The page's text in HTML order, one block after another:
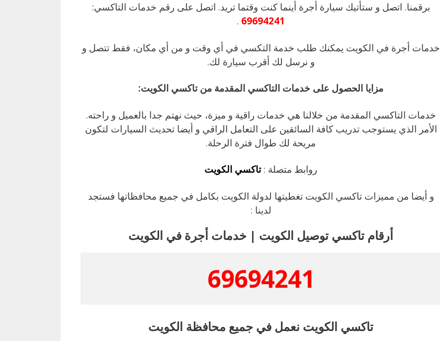
برقمنا. اتصل و ستأتيك سيارة أجرة أينما كنت وقتما تريد. اتصل على رقم خدمات التاكسي:
69694241
.
خدمات أجرة في الكويت يمكنك طلب خدمة التكسي في أي وقت و من أي مكان، فقط تتصل و
و نرسل لك أقرب سيارة لك.
مزايا الحصول على خدمات التاكسي المقدمة من تاكسي الكويت:
خدمات التاكسي المقدمة من خلالنا هي خدمات راقية و ميزة، حيث نهتم جدا بالعميل و راحته.
الأمر الذي يستوجب تدريب كافة السائقين على التعامل الراقي و أيضا تحديث السيارات لتكون
مريحة لك طوال فترة الرحلة.
روابط متصلة : تاكسي الكويت
و أيضا من مميزات تاكسي الكويت تغطيتها لدولة الكويت بكامل في جميع محافظاتها فستجد
لدينا :
أرقام تاكسي توصيل الكويت | خدمات أجرة في الكويت
69694241
تاكسي الكويت نعمل في جميع محافظة الكويت